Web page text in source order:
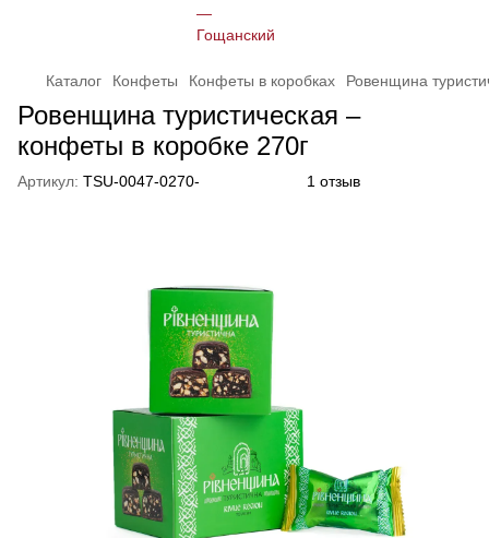
Каталог Конфеты Конфеты в коробках Ровенщина
Ровенщина туристическая –
конфеты в коробке 270г
Артикул: TSU-0047-0270- 1 отзыв